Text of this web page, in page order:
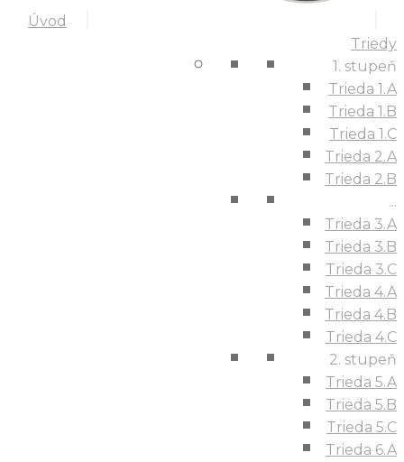
Úvod
Triedy
1. stupeň
Trieda 1.A
Trieda 1.B
Trieda 1.C
Trieda 2.A
Trieda 2.B
...
Trieda 3.A
Trieda 3.B
Trieda 3.C
Trieda 4.A
Trieda 4.B
Trieda 4.C
2. stupeň
Trieda 5.A
Trieda 5.B
Trieda 5.C
Trieda 6.A